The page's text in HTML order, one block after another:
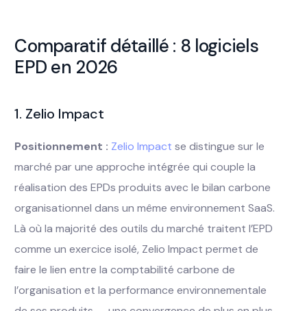
Comparatif détaillé : 8 logiciels
EPD en 2026
1. Zelio Impact
Positionnement : Zelio Impact se distingue sur le
marché par une approche intégrée qui couple la
réalisation des EPDs produits avec le bilan carbone
organisationnel dans un même environnement SaaS.
Là où la majorité des outils du marché traitent l’EPD
comme un exercice isolé, Zelio Impact permet de
faire le lien entre la comptabilité carbone de
l’organisation et la performance environnementale